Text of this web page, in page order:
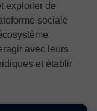
exploiter de
sociale
avec leurs
et établir